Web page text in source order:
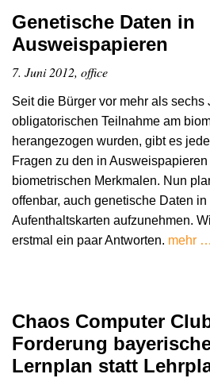
Genetische Daten in
Ausweispapieren
7. Juni 2012, office
Seit die Bürger vor mehr als sechs
obligatorischen Teilnahme am
herangezogen wurden, gibt es
Fragen zu den in
biometrischen Merkmalen. Nun
offenbar, auch genetische Daten
Aufenthaltskarten aufzunehmen.
erstmal ein paar Antworten. mehr …
Chaos Computer
Forderung
Lernplan statt